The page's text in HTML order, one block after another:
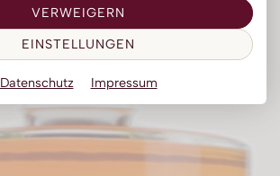
VERWEIGERN
EINSTELLUNGEN
Datenschutz Impressum